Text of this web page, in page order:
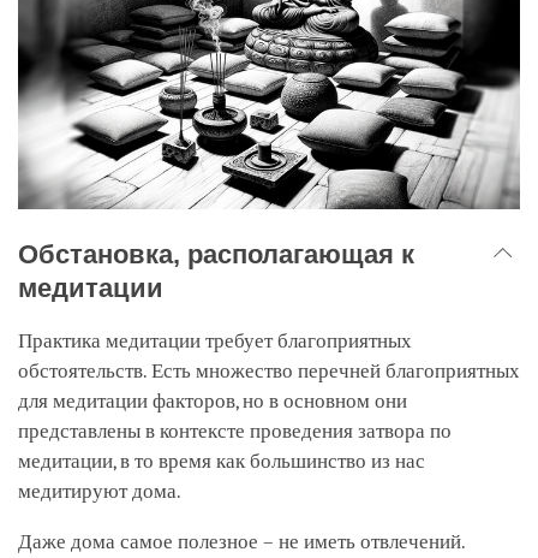
Обстановка, располагающая к
медитации
Практика медитации требует благоприятных
обстоятельств. Есть множество перечней благоприятных
для медитации факторов, но в основном они
представлены в контексте проведения затвора по
медитации, в то время как большинство из нас
медитируют дома.
Даже дома самое полезное – не иметь отвлечений.